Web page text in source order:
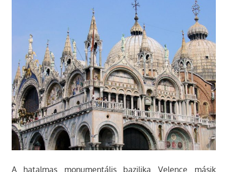
A hatalmas monumentális bazilika Velence másik